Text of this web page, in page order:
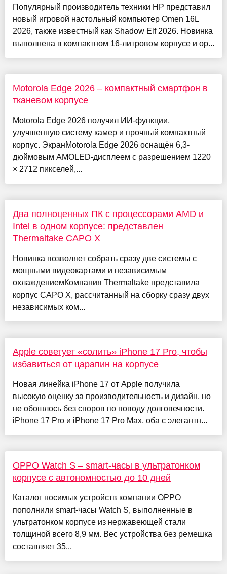
Популярный производитель техники HP представил
новый игровой настольный компьютер Omen 16L
2026, также известный как Shadow Elf 2026. Новинка
выполнена в компактном 16-литровом корпусе и ор...
Motorola Edge 2026 – компактный смартфон в
тканевом корпусе
Motorola Edge 2026 получил ИИ-функции,
улучшенную систему камер и прочный компактный
корпус. ЭкранMotorola Edge 2026 оснащён 6,3-
дюймовым AMOLED-дисплеем с разрешением 1220
× 2712 пикселей,...
Два полноценных ПК с процессорами AMD и
Intel в одном корпусе: представлен
Thermaltake CAPO X
Новинка позволяет собрать сразу две системы с
мощными видеокартами и независимым
охлаждениемКомпания Thermaltake представила
корпус CAPO X, рассчитанный на сборку сразу двух
независимых ком...
Apple советует «солить» iPhone 17 Pro, чтобы
избавиться от царапин на корпусе
Новая линейка iPhone 17 от Apple получила
высокую оценку за производительность и дизайн, но
не обошлось без споров по поводу долговечности.
iPhone 17 Pro и iPhone 17 Pro Max, оба с элегантн...
OPPO Watch S – smart-часы в ультратонком
корпусе с автономностью до 10 дней
Каталог носимых устройств компании OPPO
пополнили smart-часы Watch S, выполненные в
ультратонком корпусе из нержавеющей стали
толщиной всего 8,9 мм. Вес устройства без ремешка
составляет 35...